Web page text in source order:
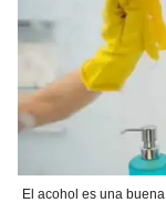
El acohol es una